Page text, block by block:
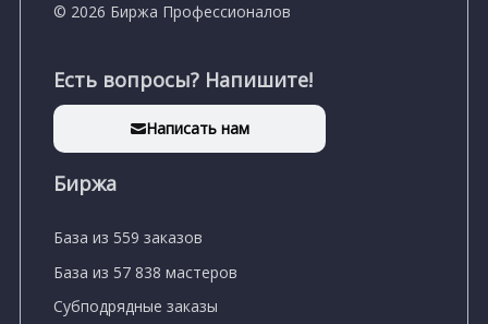
© 2026 Биржа Профессионалов
Есть вопросы? Напишите!
Написать нам
Биржа
База из 559 заказов
База из 57 838 мастеров
Субподрядные заказы